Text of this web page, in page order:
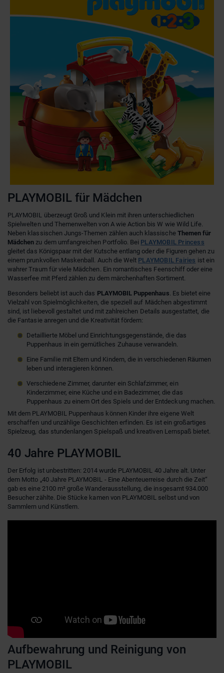
PLAYMOBIL für Mädchen
PLAYMOBIL überzeugt Groß und Klein mit ihren unterschiedlichen
Spielwelten und Themenwelten von A wie Action bis W wie Wild Life.
Neben klassischen Jungs-Themen zählen auch klassische Themen für
Mädchen zu dem umfangreichen Portfolio. Bei PLAYMOBIL Princess
gleitet das Königspaar mit der Kutsche entlang oder die Figuren gehen zu
einem prunkvollen Maskenball. Auch die Welt PLAYMOBIL Fairies ist ein
wahrer Traum für viele Mädchen. Ein romantisches Feenschiff oder eine
Wasserfee mit Pferd zählen zu dem märchenhaften Sortiment.
Besonders beliebt ist auch das PLAYMOBIL Puppenhaus. Es bietet eine
Vielzahl von Spielmöglichkeiten, die speziell auf Mädchen abgestimmt
sind, ist liebevoll gestaltet und mit zahlreichen Details ausgestattet, die
die Fantasie anregen und die Kreativität fördern:
Detaillierte Möbel und Einrichtungsgegenstände, die das
Puppenhaus in ein gemütliches Zuhause verwandeln.
Eine Familie mit Eltern und Kindern, die in verschiedenen Räumen
leben und interagieren können.
Verschiedene Zimmer, darunter ein Schlafzimmer, ein
Kinderzimmer, eine Küche und ein Badezimmer, die das
Puppenhaus zu einem Ort des Spiels und der Entdeckung machen.
Mit dem PLAYMOBIL Puppenhaus können Kinder ihre eigene Welt
erschaffen und unzählige Geschichten erfinden. Es ist ein großartiges
Spielzeug, das stundenlangen Spielspaß und kreativen Lernspaß bietet.
40 Jahre PLAYMOBIL
Der Erfolg ist unbestritten: 2014 wurde PLAYMOBIL 40 Jahre alt. Unter
dem Motto „40 Jahre PLAYMOBIL - Eine Abenteuerreise durch die Zeit“
gab es eine 2100 m² große Wanderausstellung, die insgesamt 934.000
Besucher zählte. Die Stücke kamen von PLAYMOBIL selbst und von
Sammlern und Künstlern.
Aufbewahrung und Reinigung von
PLAYMOBIL